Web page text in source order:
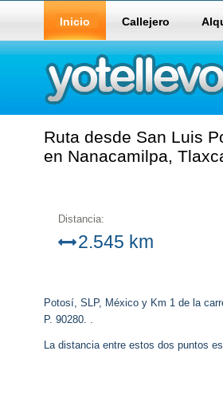
Inicio Callejero
Ruta desde San Luis
en Nanacamilpa,
Distancia:
2.545 km
Potosí, SLP, México y Km 1 de la
P. 90280. .
La distancia entre estos dos puntos